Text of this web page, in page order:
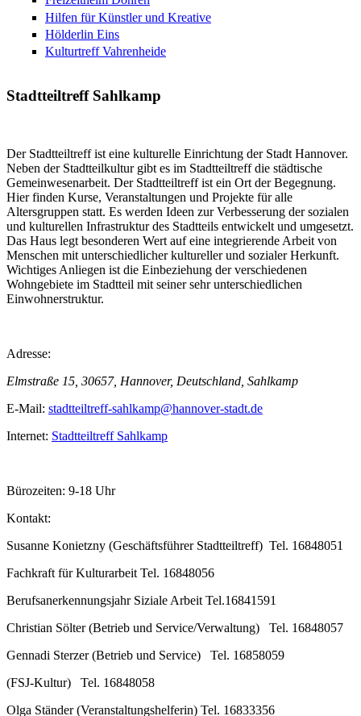
Hilfen für Künstler und Kreative
Hölderlin Eins
Kulturtreff Vahrenheide
Stadtteiltreff Sahlkamp
Der Stadtteiltreff ist eine kulturelle Einrichtung der Stadt Hannover.
Neben der Stadtteilkultur gibt es im Stadtteiltreff die städtische
Gemeinwesenarbeit. Der Stadtteiltreff ist ein Ort der Begegnung.
Hier finden Kurse, Veranstaltungen und Projekte für alle
Altersgruppen statt. Es werden Ideen zur Verbesserung der sozialen
und kulturellen Infrastruktur des Stadtteils entwickelt und umgesetzt.
Das Haus legt besonderen Wert auf eine integrierende Arbeit von
Menschen mit unterschiedlicher kultureller und sozialer Herkunft.
Wichtiges Anliegen ist die Einbeziehung der verschiedenen
Wohngebiete im Stadtteil mit seiner sehr unterschiedlichen
Einwohnerstruktur.
Adresse:
Elmstraße 15, 30657, Hannover, Deutschland, Sahlkamp
E-Mail: stadtteiltreff-sahlkamp@hannover-stadt.de
Internet: Stadtteiltreff Sahlkamp
Bürozeiten: 9-18 Uhr
Kontakt:
Susanne Konietzny (Geschäftsführer Stadtteiltreff) Tel. 16848051
Fachkraft für Kulturarbeit Tel. 16848056
Berufsanerkennungsjahr Siziale Arbeit Tel.16841591
Christian Sölter (Betrieb und Service/Verwaltung) Tel. 16848057
Gennadi Sterzer (Betrieb und Service) Tel. 16858059
(FSJ-Kultur) Tel. 16848058
Olga Ständer (Veranstaltungshelferin) Tel. 16833356